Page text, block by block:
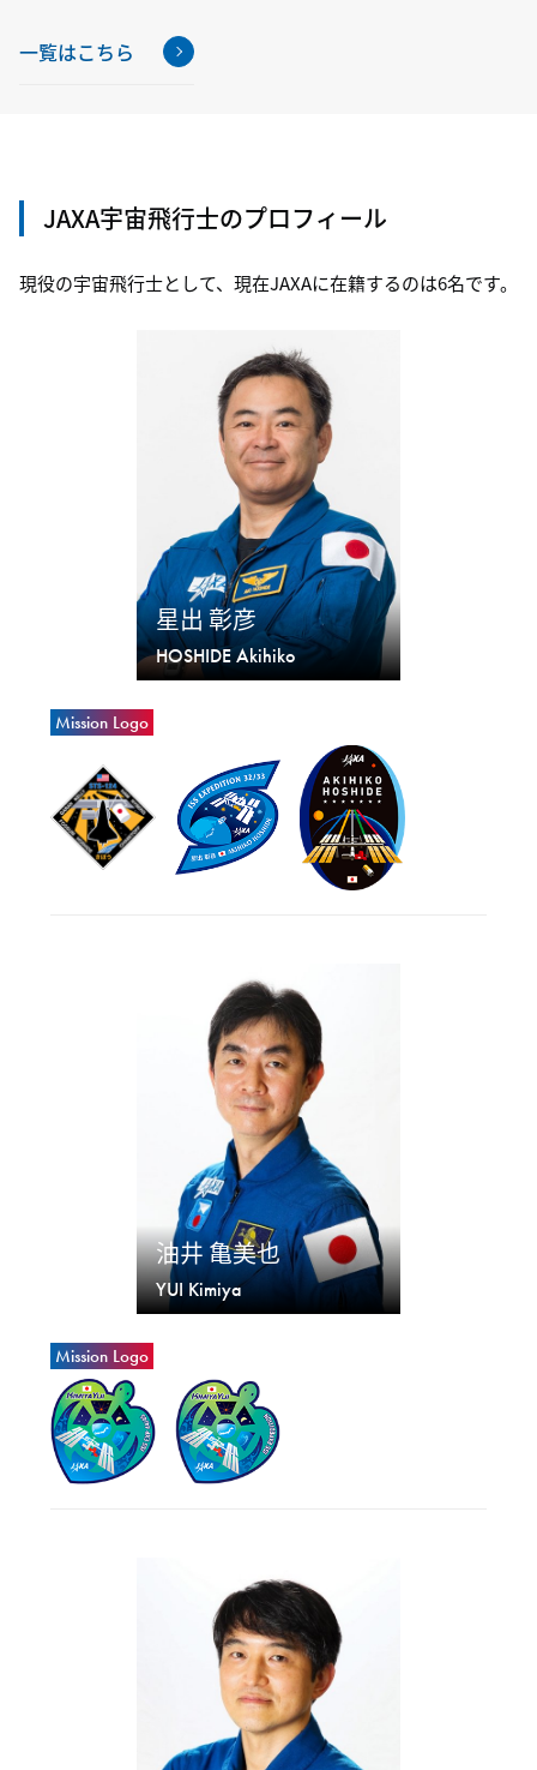
一覧はこちら
JAXA宇宙飛行士のプロフィール
現役の宇宙⾶⾏⼠として、現在JAXAに在籍するのは6名です。
星出 彰彦
HOSHIDE Akihiko
Mission Logo
油井 亀美也
YUI Kimiya
Mission Logo